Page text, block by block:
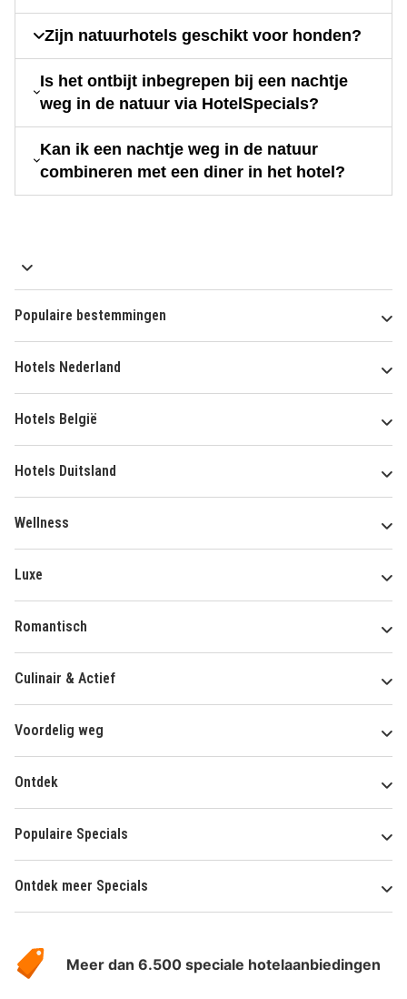
Zijn natuurhotels geschikt voor honden?
Is het ontbijt inbegrepen bij een nachtje
weg in de natuur via HotelSpecials?
Kan ik een nachtje weg in de natuur
combineren met een diner in het hotel?
Populaire bestemmingen
Hotels Nederland
Hotels België
Hotels Duitsland
Wellness
Luxe
Romantisch
Culinair & Actief
Voordelig weg
Ontdek
Populaire Specials
Ontdek meer Specials
HotelSpecials
Meer dan 6.500 speciale hotelaanbiedingen